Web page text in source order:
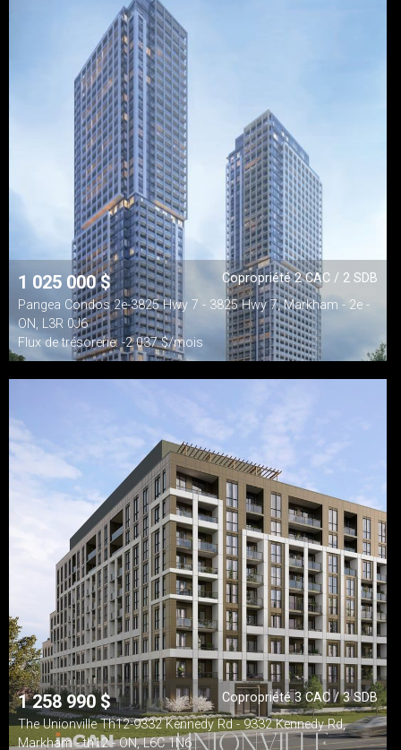
1 025 000$
Copropriété 2 CAC / 2 SDB
Pangea Condos 2e-3825 Hwy 7 - 3825 Hwy 7, Markham - 2e -
ON, L3R 0J6
Flux de trésorerie: -2 037 $/mois
1 258 990 $
Copropriété 3 CAC / 3 SDB
The Unionville Th12-9332 Kennedy Rd - 9332 Kennedy Rd,
Markham - th12 - ON, L6C 1N6